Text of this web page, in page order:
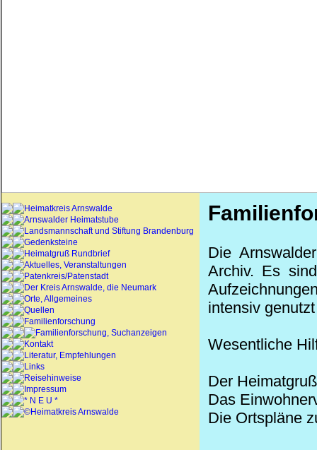
Heimatkreis Arnswalde
Arnswalder Heimatstube
Landsmannschaft und Stiftung Brandenburg
Gedenksteine
Heimatgruß Rundbrief
Aktuelles, Veranstaltungen
Patenkreis/Patenstadt
Der Kreis Arnswalde, die Neumark
Orte, Allgemeines
Quellen
Familienforschung
Familienforschung, Suchanzeigen
Kontakt
Literatur, Empfehlungen
Links
Reisehinweise
Impressum
* N E U *
©Heimatkreis Arnswalde
Die
Archiv. Es
intensiv
Wesentliche
Der
Das
Die Ortspläne